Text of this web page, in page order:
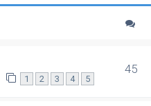
1 2 3 4 5
45